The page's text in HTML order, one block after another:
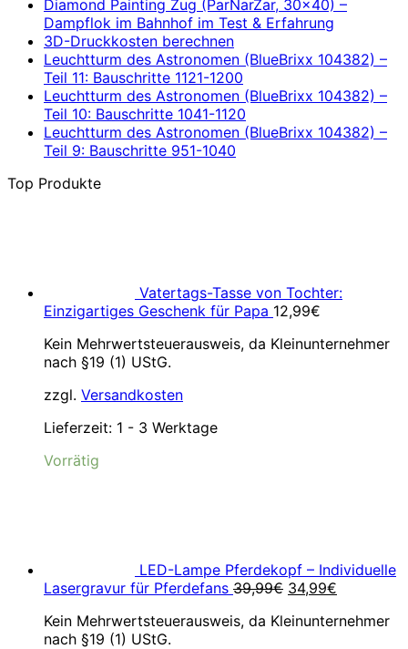
Diamond Painting Zug (ParNarZar, 30×40) –
Dampflok im Bahnhof im Test & Erfahrung
3D-Druckkosten berechnen
Leuchtturm des Astronomen (BlueBrixx 104382) –
Teil 11: Bauschritte 1121-1200
Leuchtturm des Astronomen (BlueBrixx 104382) –
Teil 10: Bauschritte 1041-1120
Leuchtturm des Astronomen (BlueBrixx 104382) –
Teil 9: Bauschritte 951-1040
Top Produkte
Vatertags-Tasse von Tochter:
Einzigartiges Geschenk für Papa 12,99€
Kein Mehrwertsteuerausweis, da Kleinunternehmer
nach §19 (1) UStG.
zzgl. Versandkosten
Lieferzeit: 1 - 3 Werktage
Vorrätig
LED-Lampe Pferdekopf – Individuelle
Lasergravur für Pferdefans 39,99€ Ursprünglicher
war:
34,99€
ist:
Kein Mehrwertsteuerausweis, da Kleinunternehmer
nach §19 (1) UStG.